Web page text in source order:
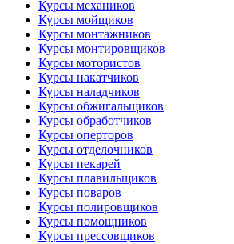
Курсы механиков
Курсы мойщиков
Курсы монтажников
Курсы монтировщиков
Курсы мотористов
Курсы накатчиков
Курсы наладчиков
Курсы обжигальщиков
Курсы обработчиков
Курсы оперторов
Курсы отделочников
Курсы пекарей
Курсы плавильщиков
Курсы поваров
Курсы полировщиков
Курсы помощников
Курсы прессовщиков